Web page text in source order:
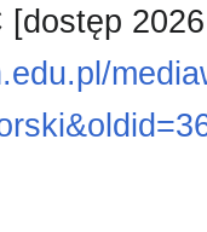
[dostęp